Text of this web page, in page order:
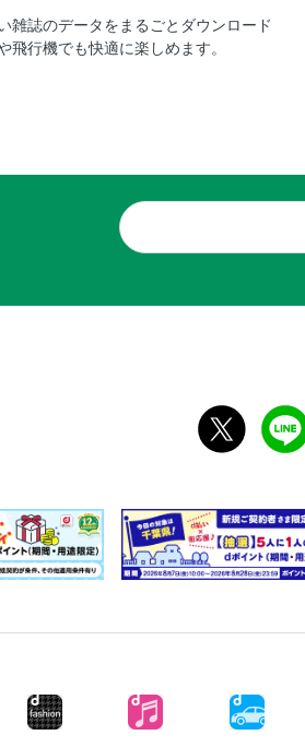
雑誌のデータをまるごとダウンロード
飛行機でも快適に楽しめます。